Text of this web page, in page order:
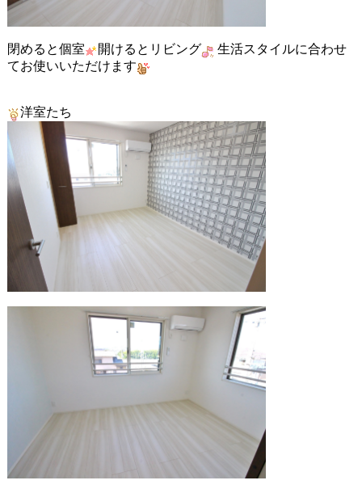
閉めると個室 開けるとリビング
生活スタイルに合わせ
てお使いいただけます
洋室たち